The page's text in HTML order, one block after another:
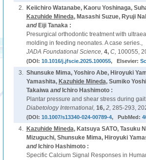
2.
Keiichiro Watanabe, Kaoru Yoshinaga,
Kazuhide Mineda, Masashi Suzue, Ryuji
and Eiji Tanaka :
Presurgical orthodontic treatment with
molding in feeding neonates. A case series.,
JADA Foundational Science, 4, C, 100055,
(DOI: 10.1016/j.jfscie.2025.100055, Elsevier:
3. Shunsuke Mima, Yoshiro Abe, Hiroyuki
Yamashita, Kazuhide Mineda, Sumiko
Takaiwaand Ichiro Hashimoto :
Plantar pressure and shear stress during
Diabetology International, 16, 2, 285-293,
(DOI: 10.1007/s13340-024-00789-4, PubMed:
4. Kazuhide Mineda, Katsuya SATO, Tasuku
Mizuguchi, Shunsuke Mima, Hiroyuki
and Ichiro Hashimoto :
Specific Calcium Signal Responses in